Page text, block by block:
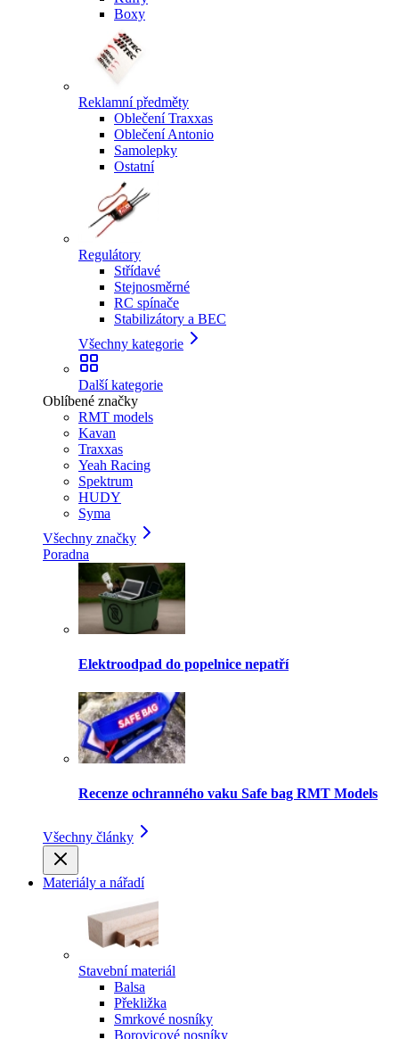
Boxy
Reklamní předměty
Oblečení Traxxas
Oblečení Antonio
Samolepky
Ostatní
Regulátory
Střídavé
Stejnosměrné
RC spínače
Stabilizátory a BEC
Všechny kategorie
Další kategorie
Oblíbené značky
RMT models
Kavan
Traxxas
Yeah Racing
Spektrum
HUDY
Syma
Všechny značky
Poradna
Elektroodpad do popelnice nepatří
Recenze ochranného vaku Safe bag RMT Models
Všechny články
Materiály a nářadí
Stavební materiál
Balsa
Překližka
Smrkové nosníky
Borovicové nosníky